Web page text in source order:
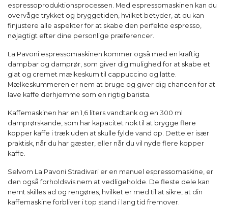
espressoproduktionsprocessen. Med espressomaskinen kan du
overvåge trykket og bryggetiden, hvilket betyder, at du kan
finjustere alle aspekter for at skabe den perfekte espresso,
nøjagtigt efter dine personlige præferencer.
La Pavoni espressomaskinen kommer også med en kraftig
dampbar og damprør, som giver dig mulighed for at skabe et
glat og cremet mælkeskum til cappuccino og latte.
Mælkeskummeren er nem at bruge og giver dig chancen for at
lave kaffe derhjemme som en rigtig barista.
Kaffemaskinen har en 1,6 liters vandtank og en 300 ml
damprørskande, som har kapacitet nok til at brygge flere
kopper kaffe i træk uden at skulle fylde vand op. Dette er især
praktisk, når du har gæster, eller når du vil nyde flere kopper
kaffe.
Selvom La Pavoni Stradivari er en manuel espressomaskine, er
den også forholdsvis nem at vedligeholde. De fleste dele kan
nemt skilles ad og rengøres, hvilket er med til at sikre, at din
kaffemaskine forbliver i top stand i lang tid fremover.